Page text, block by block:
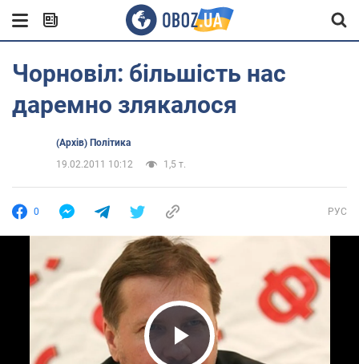
Чорновіл: більшість нас
даремно злякалося
(Архів) Політика
19.02.2011 10:12
1,5 т.
0 РУС